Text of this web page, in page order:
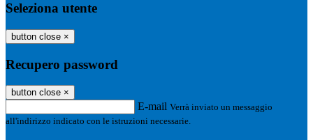
Seleziona utente
button close ×
Recupero password
button close ×
E-mail Verrà inviato un messaggio
all'indirizzo indicato con le istruzioni necessarie.